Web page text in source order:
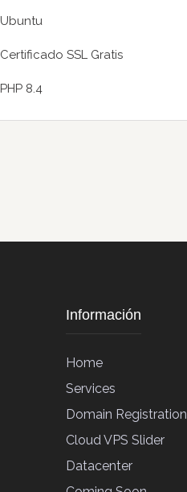
Ubuntu
Certificado SSL Gratis
PHP 8.4
Información
Home
Services
Domain Registration
Cloud VPS Slider
Datacenter